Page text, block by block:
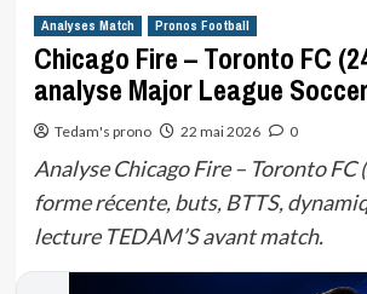
Analyses Match Pronos Football
Chicago Fire – Toronto FC
analyse Major League
Tedam's prono 22 mai 2026 0
Analyse Chicago Fire – Toronto
forme récente, buts, BTTS,
lecture TEDAM’S avant match.